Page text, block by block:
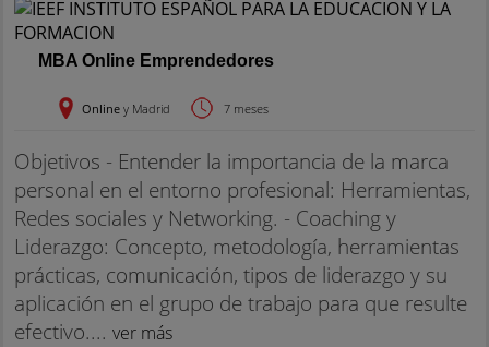
MBA Online Emprendedores
Online y Madrid 7 meses
Objetivos - Entender la importancia de la marca
personal en el entorno profesional: Herramientas,
Redes sociales y Networking. - Coaching y
Liderazgo: Concepto, metodología, herramientas
prácticas, comunicación, tipos de liderazgo y su
aplicación en el grupo de trabajo para que resulte
efectivo.... ver más